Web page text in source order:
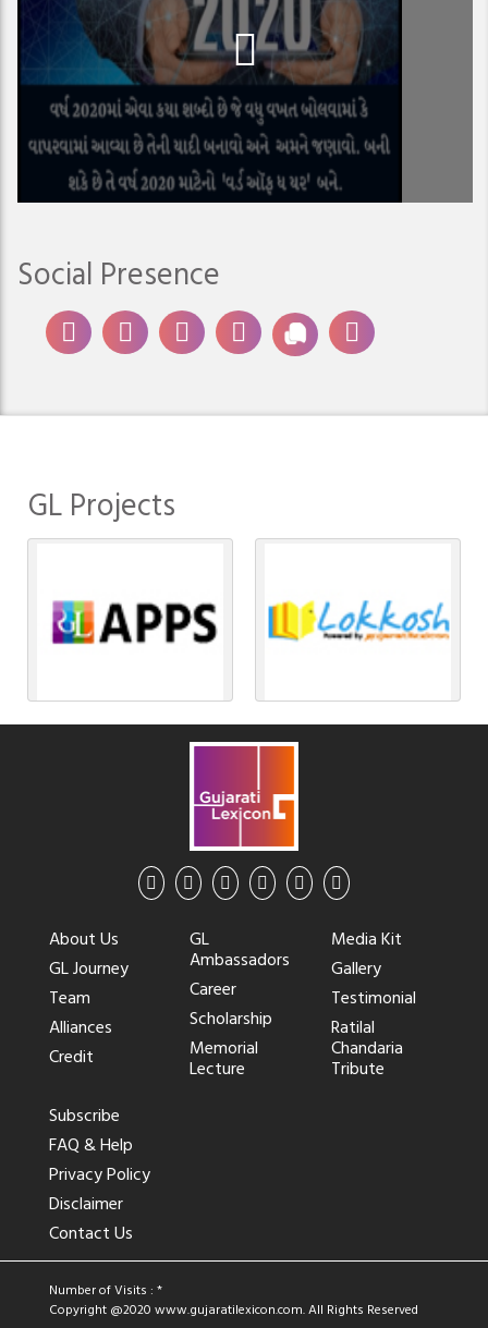
Social Presence
GL Projects
About Us
GL Journey
Team
Alliances
Credit
GL
Ambassadors
Career
Scholarship
Memorial
Lecture
Media Kit
Gallery
Testimonial
Ratilal
Chandaria
Tribute
Subscribe
FAQ & Help
Privacy Policy
Disclaimer
Contact Us
Number of Visits : *
Copyright @2020 www.gujaratilexicon.com. All Rights Reserved